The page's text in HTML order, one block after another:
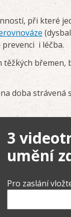
při které
i léčba.
doba strávená
3
umění
Pro zaslání